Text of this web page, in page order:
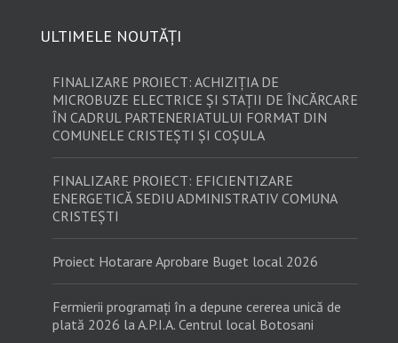
ULTIMELE NOUTĂȚI
FINALIZARE PROIECT: ACHIZIȚIA DE
MICROBUZE ELECTRICE ȘI STAȚII DE ÎNCĂRCARE
ÎN CADRUL PARTENERIATULUI FORMAT DIN
COMUNELE CRISTEȘTI ȘI COȘULA
FINALIZARE PROIECT: EFICIENTIZARE
ENERGETICĂ SEDIU ADMINISTRATIV COMUNA
CRISTEȘTI
Proiect Hotarare Aprobare Buget local 2026
Fermierii programați în a depune cererea unică de
plată 2026 la A.P.I.A. Centrul local Botosani